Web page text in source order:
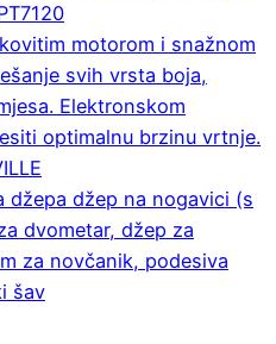
motorom i snažnom
svih vrsta boja,
Elektronskom
optimalnu brzinu vrtnje.
džepa džep na nogavici (s
dvometar, džep za
za novčanik, podesiva
šav